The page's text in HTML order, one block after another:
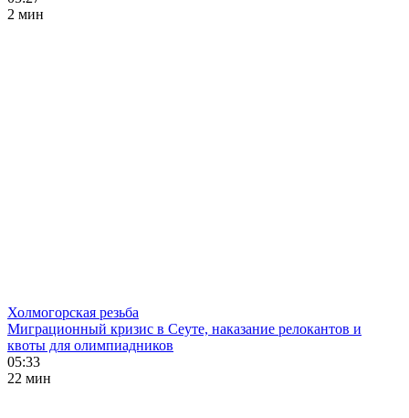
2 мин
Холмогорская резьба
Миграционный кризис в Сеуте, наказание релокантов и
квоты для олимпиадников
05:33
22 мин